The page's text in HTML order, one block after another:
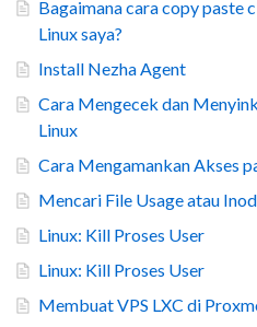
Bagaimana cara copy paste
Linux saya?
Install Nezha Agent
Cara Mengecek dan
Linux
Cara Mengamankan Akses
Mencari File Usage atau
Linux: Kill Proses User
Linux: Kill Proses User
Membuat VPS LXC di